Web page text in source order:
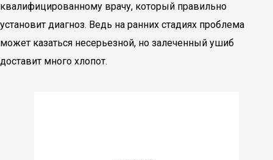
квалифицированному врачу, который правильно
установит диагноз. Ведь на ранних стадиях проблема
может казаться несерьезной, но залеченный ушиб
доставит много хлопот.